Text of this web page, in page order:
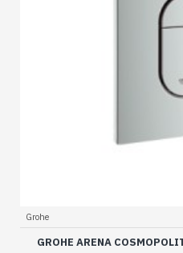
Grohe
GROHE ARENA